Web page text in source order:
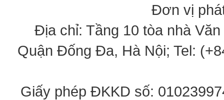
Đơn vị
Địa chỉ: Tầng 10 tòa nhà
Quận Đống Đa, Hà Nội; Tel:
Giấy phép ĐKKD số: